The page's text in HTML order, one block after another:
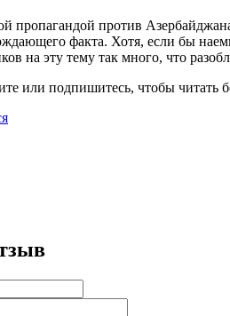
пропагандой против
факта. Хотя, если бы
на эту тему так много, что
или подпишитесь, чтобы читать